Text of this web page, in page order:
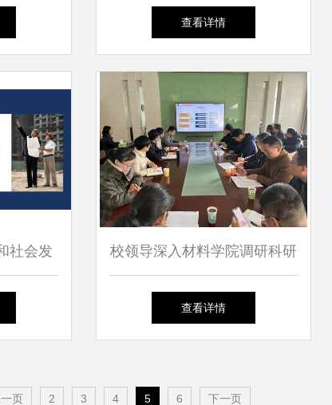
举行 推出这些
查看详情
社会发
咨询方
校领导深入材料学院调研科研
工作，推动社会经济咨询服务
查看详情
一页 2 3 4 5 6 下一页